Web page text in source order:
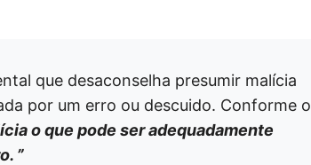
que desaconselha presumir malícia
por um erro ou descuido. Conforme o
o que pode ser adequadamente
”